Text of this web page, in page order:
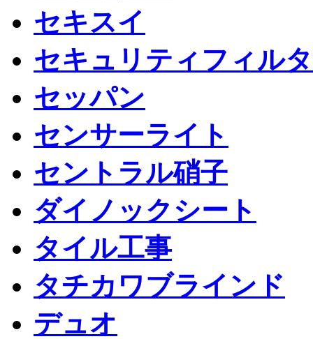
セキスイ
セキュリティフィル
セッパン
センサーライト
セントラル硝子
ダイノックシート
タイル工事
タチカワブラインド
デュオ